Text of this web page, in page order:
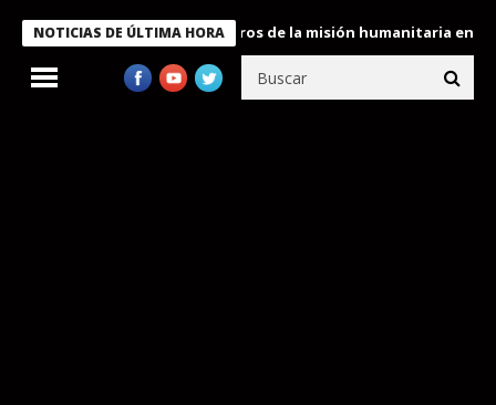
NOTICIAS DE ÚLTIMA HORA
condecora a miembros de la misión humanitaria enviada a